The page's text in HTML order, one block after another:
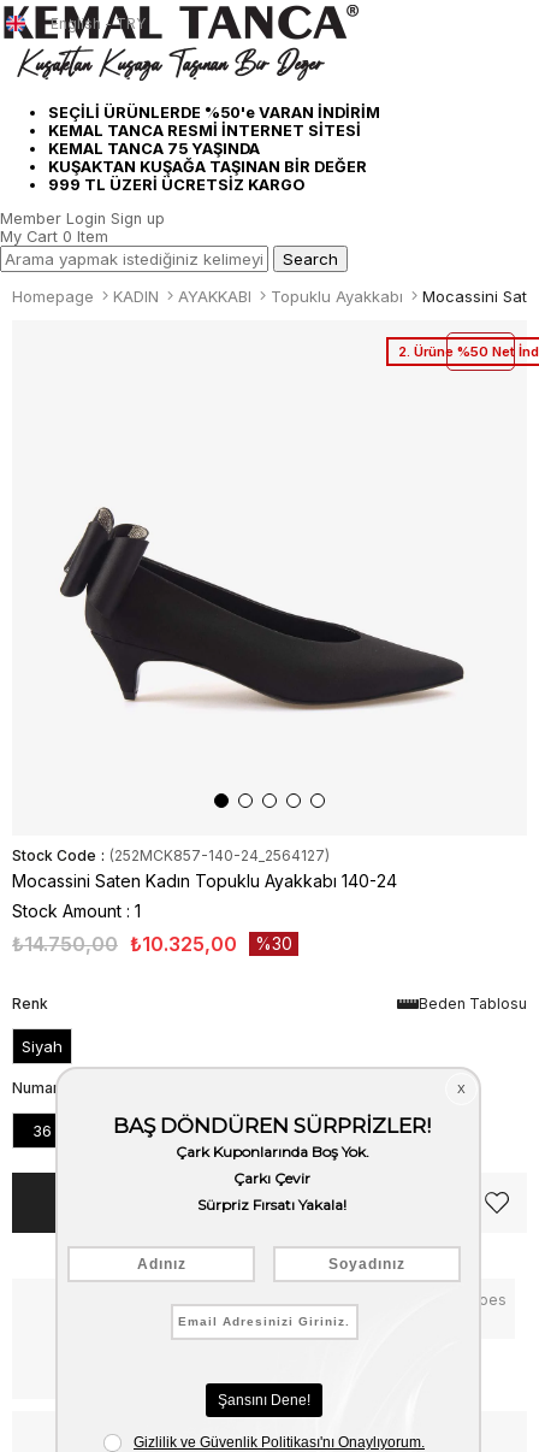
SEÇİLİ ÜRÜNLERDE %50'e VARAN İNDİRİM
KEMAL TANCA RESMİ İNTERNET SİTESİ
KEMAL TANCA 75 YAŞINDA
KUŞAKTAN KUŞAĞA TAŞINAN BİR DEĞER
999 TL ÜZERİ ÜCRETSİZ KARGO
English - TRY
Member Login Sign up
My Cart 0 Item
Homepage KADIN AYAKKABI Topuklu Ayakkabı Mocassini
2. Ürüne %50 Net
Stock Code (252MCK857-140-24_2564127)
Mocassini Saten Kadın Topuklu Ayakkabı 140-24
Stock Amount : 1
₺14.750,00 ₺10.325,00 30
Beden Tablosu
Renk
Siyah
Numara
36 37 38 39 40
Critical Stock
Notify me when the price goes
down
WhatsApp’tan Bilgi Al